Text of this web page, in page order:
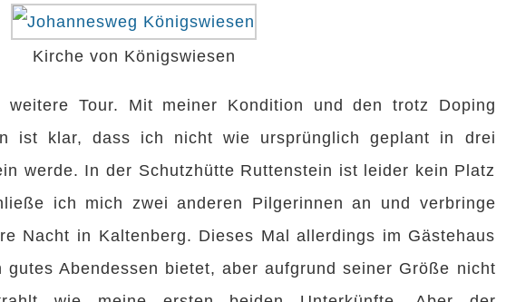
Kirche von Königswiesen
weitere Tour. Mit meiner Kondition und den trotz Doping
ist klar, dass ich nicht wie ursprünglich geplant in drei
werde. In der Schutzhütte Ruttenstein ist leider kein Platz
ich mich zwei anderen Pilgerinnen an und verbringe
Nacht in Kaltenberg. Dieses Mal allerdings im Gästehaus
gutes Abendessen bietet, aber aufgrund seiner Größe nicht